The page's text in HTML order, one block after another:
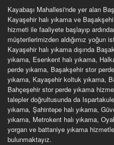
Kayabaşı Mahallesi'nde yer alan
Kayaşehir halı yıkama ve
hizmeti ile faaliyete başlayıp
müşterilerimizden aldığımız yoğun
Kayaşehir halı yıkama dışında
yıkama, Esenkent halı yıkama,
perde yıkama, Başakşehir stor
yıkama, Kayaşehir koltuk yıkama,
Bahçeşehir stor perde yıkama
talepler doğrultusunda da
yıkama, Şahintepe halı yıkama,
yıkama, Metrokent halı yıkama,
yorgan ve battaniye yıkama
bulunmaktayız.